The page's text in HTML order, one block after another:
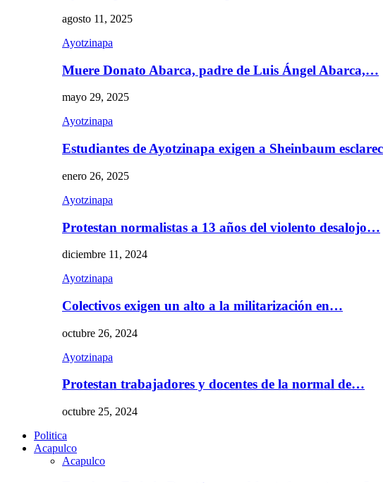
agosto 11, 2025
Ayotzinapa
Muere Donato Abarca, padre de Luis Ángel Abarca,…
mayo 29, 2025
Ayotzinapa
Estudiantes de Ayotzinapa exigen a Sheinbaum
enero 26, 2025
Ayotzinapa
Protestan normalistas a 13 años del violento desalojo…
diciembre 11, 2024
Ayotzinapa
Colectivos exigen un alto a la militarización en…
octubre 26, 2024
Ayotzinapa
Protestan trabajadores y docentes de la normal de…
octubre 25, 2024
Politica
Acapulco
Acapulco